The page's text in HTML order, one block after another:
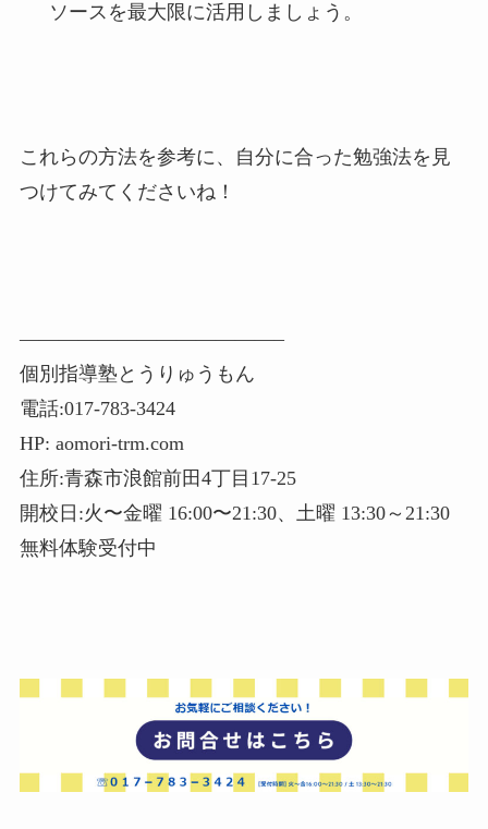
ソースを最大限に活用しましょう。
これらの方法を参考に、自分に合った勉強法を見
つけてみてくださいね！
—————————————–
個別指導塾とうりゅうもん
電話:017-783-3424
HP: aomori-trm.com
住所:青森市浪館前田4丁目17-25
開校日:火〜金曜 16:00〜21:30、土曜 13:30～21:30
無料体験受付中